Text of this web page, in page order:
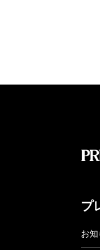
プ
お